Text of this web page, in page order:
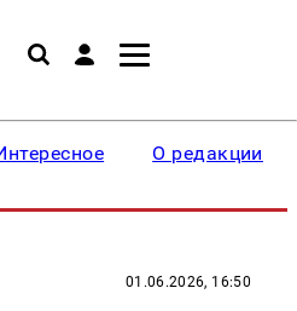
О редакции
01.06.2026, 16:50